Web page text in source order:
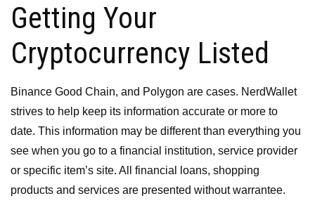
Getting Your
Cryptocurrency Listed
Binance Good Chain, and Polygon are cases. NerdWallet
strives to help keep its information accurate or more to
date. This information may be different than everything you
see when you go to a financial institution, service provider
or specific item’s site. All financial loans, shopping
products and services are presented without warrantee.